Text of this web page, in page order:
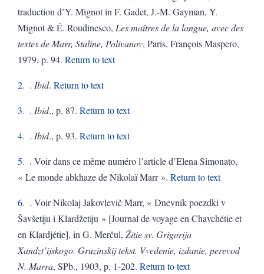
traduction d’Y. Mignot in F. Gadet, J.-M. Gayman, Y.
Mignot & É. Roudinesco, Les maîtres de la langue, avec des
textes de Marr, Staline, Polivanov, Paris, François Maspero,
1979, p. 94. Return to text
2 . Ibid. Return to text
3 . Ibid., p. 87. Return to text
4 . Ibid., p. 93. Return to text
5
. Voir dans ce même numéro l’article d’Elena Simonato,
« Le monde abkhaze de Nikolaï Marr ». Return to text
6
. Voir Nikolaj Jakovlevič Marr, « Dnevnik poezdki v
Šavšetiju i Klardžetiju » [Journal de voyage en Chavchétie et
en Klardjétie], in G. Merčul, Žitie sv. Grigorija
Xandzt’ijskogo. Gruzinskij tekst. Vvedenie, izdanie, perevod
N. Marra, SPb., 1903, p. 1-202. Return to text